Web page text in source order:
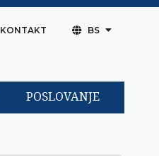
KONTAKT BS
POSLOVANJE